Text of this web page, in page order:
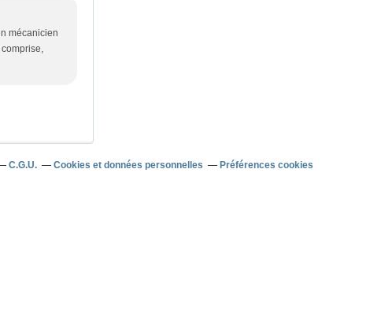
mécanicien
C.G.U. Cookies et données personnelles Préférences cookies